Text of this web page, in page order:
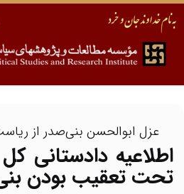
عزل ابوالحسن بنی‌صدر از
اطلاعیه دادستانی کل
تحت تعقیب بودن